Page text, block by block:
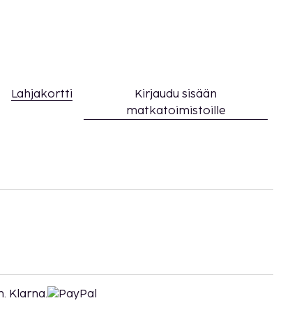
Lahjakortti
Kirjaudu sisään
matkatoimistoille